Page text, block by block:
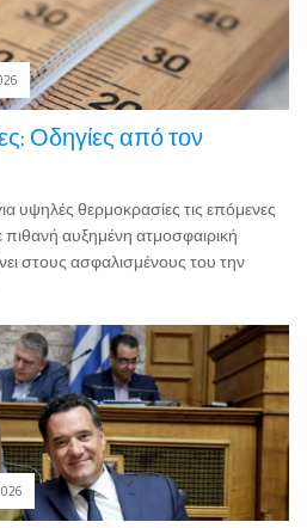
Οδηγίες από τον
υψηλές θερμοκρασίες τις επόμενες
αυξημένη ατμοσφαιρική
στους ασφαλισμένους του την